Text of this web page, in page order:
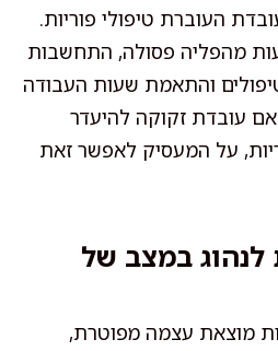
העוברת טיפולי פוריות.
מהפליה פסולה, התחשבות
והתאמת שעות העבודה
עובדת זקוקה להיעדר
על המעסיק לאפשר זאת
לנהוג במצב של
מוצאת עצמה מפוטרת,